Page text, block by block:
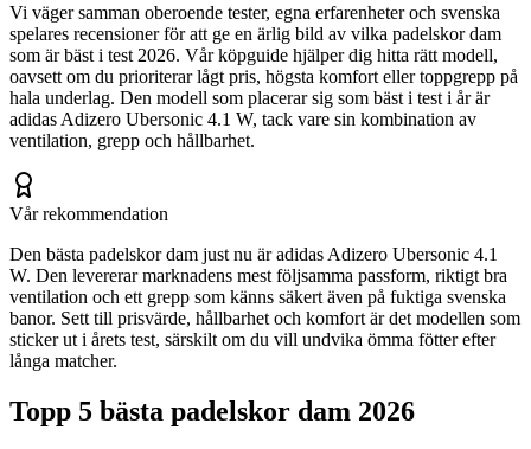
Vi väger samman oberoende tester, egna erfarenheter och svenska
spelares recensioner för att ge en ärlig bild av vilka padelskor dam
som är bäst i test 2026. Vår köpguide hjälper dig hitta rätt modell,
oavsett om du prioriterar lågt pris, högsta komfort eller toppgrepp på
hala underlag. Den modell som placerar sig som bäst i test i år är
adidas Adizero Ubersonic 4.1 W, tack vare sin kombination av
ventilation, grepp och hållbarhet.
Vår rekommendation
Den bästa padelskor dam just nu är adidas Adizero Ubersonic 4.1
W. Den levererar marknadens mest följsamma passform, riktigt bra
ventilation och ett grepp som känns säkert även på fuktiga svenska
banor. Sett till prisvärde, hållbarhet och komfort är det modellen som
sticker ut i årets test, särskilt om du vill undvika ömma fötter efter
långa matcher.
Topp 5 bästa padelskor dam 2026